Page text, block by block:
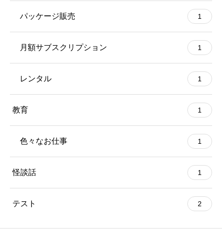
パッケージ販売 1
月額サブスクリプション 1
レンタル 1
教育 1
色々なお仕事 1
怪談話 1
テスト 2